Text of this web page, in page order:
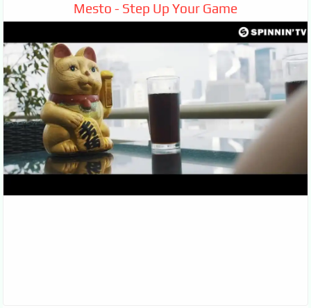
Mesto - Step Up Your Game